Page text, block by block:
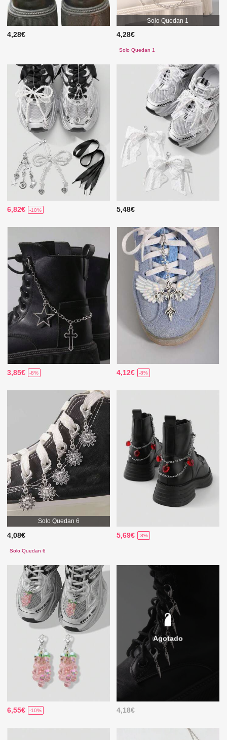
4,28€
Solo Quedan 1
4,28€
Solo Quedan 1
6,82€ -10% 5,48€
3,85€ -8% 4,12€ -8%
Solo Quedan 6
4,08€
Solo Quedan 6
5,69€ -8%
6,55€ -10%
Agotado
4,18€